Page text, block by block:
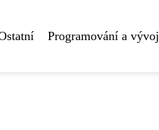
Programování a vývoj